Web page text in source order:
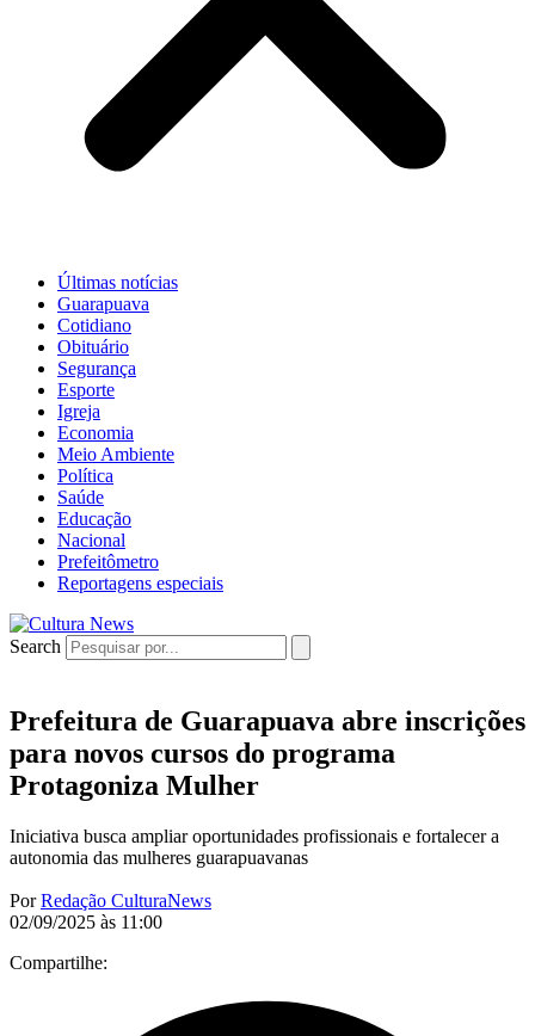
Últimas notícias
Guarapuava
Cotidiano
Obituário
Segurança
Esporte
Igreja
Economia
Meio Ambiente
Política
Saúde
Educação
Nacional
Prefeitômetro
Reportagens especiais
Search
Prefeitura de Guarapuava abre inscrições
para novos cursos do programa
Protagoniza Mulher
Iniciativa busca ampliar oportunidades profissionais e fortalecer a
autonomia das mulheres guarapuavanas
PorRedação CulturaNews
02/09/2025 às 11:00
Compartilhe: